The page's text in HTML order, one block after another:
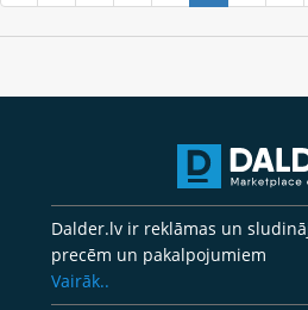
Dalder.lv ir reklāmas un
precēm un pakalpojumiem
Vairāk..